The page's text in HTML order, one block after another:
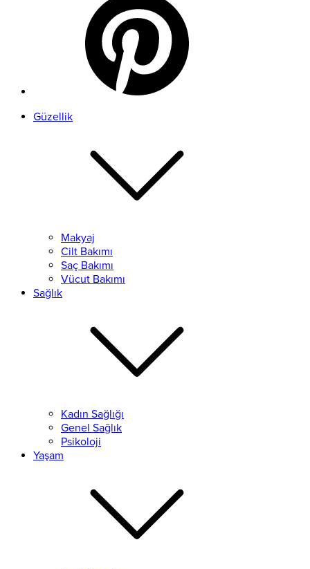
Güzellik
Makyaj
Cilt Bakımı
Saç Bakımı
Vücut Bakımı
Sağlık
Kadın Sağlığı
Genel Sağlık
Psikoloji
Yaşam